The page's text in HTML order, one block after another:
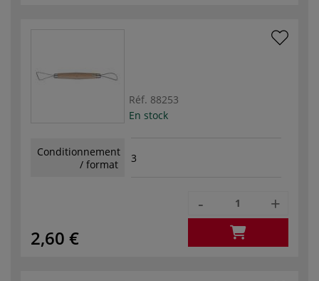
Réf. 88253
En stock
Conditionnement
/ format
3
2,60 €
- +